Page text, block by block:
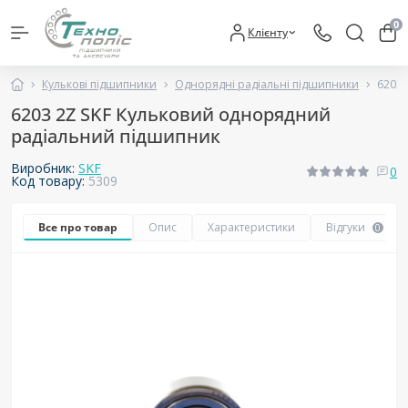
Клієнту 0
Кулькові підшипники Однорядні радіальні підшипники 6203
6203 2Z SKF Кульковий однорядний
радіальний підшипник
Виробник: SKF
Код товару:5309
0
Все про товар Опис Характеристики Відгуки 0